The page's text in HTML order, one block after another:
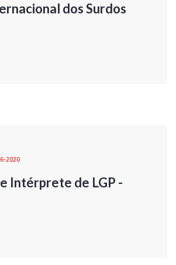
dos Surdos
2020
Intérprete de LGP -